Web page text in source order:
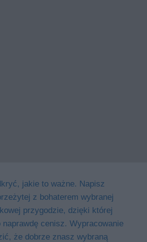
jakie to ważne. Napisz
z bohaterem wybranej
przygodzie, dzięki której
naprawdę cenisz. Wypracowanie
że dobrze znasz wybraną